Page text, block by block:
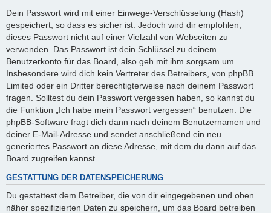
Dein Passwort wird mit einer Einwege-Verschlüsselung (Hash)
gespeichert, so dass es sicher ist. Jedoch wird dir empfohlen,
dieses Passwort nicht auf einer Vielzahl von Webseiten zu
verwenden. Das Passwort ist dein Schlüssel zu deinem
Benutzerkonto für das Board, also geh mit ihm sorgsam um.
Insbesondere wird dich kein Vertreter des Betreibers, von phpBB
Limited oder ein Dritter berechtigterweise nach deinem Passwort
fragen. Solltest du dein Passwort vergessen haben, so kannst du
die Funktion „Ich habe mein Passwort vergessen“ benutzen. Die
phpBB-Software fragt dich dann nach deinem Benutzernamen und
deiner E-Mail-Adresse und sendet anschließend ein neu
generiertes Passwort an diese Adresse, mit dem du dann auf das
Board zugreifen kannst.
GESTATTUNG DER DATENSPEICHERUNG
Du gestattest dem Betreiber, die von dir eingegebenen und oben
näher spezifizierten Daten zu speichern, um das Board betreiben